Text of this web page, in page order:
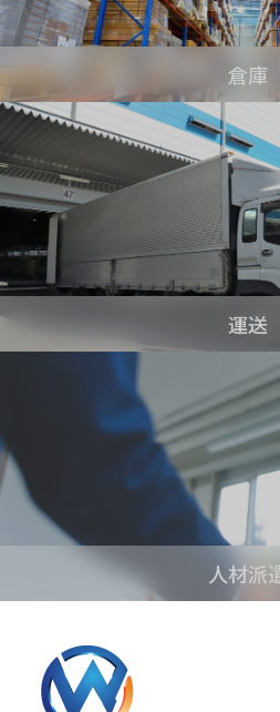
倉庫
運送
人材派